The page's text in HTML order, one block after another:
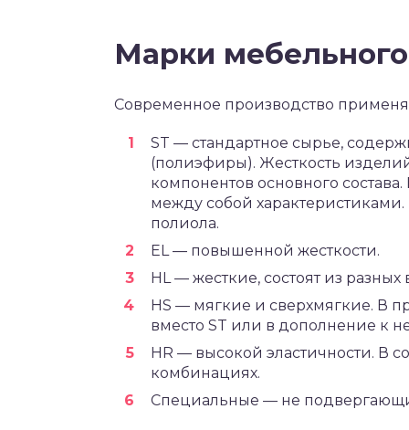
Марки
Современное производство
ST — стандартное сырье,
(полиэфиры). Жесткость
компонентов основного
между собой
полиола.
EL — повышенной жесткости.
HL — жесткие, состоят из
HS — мягкие и сверхмягкие. В
вместо ST или в дополнение к
HR — высокой эластичности. В
комбинациях.
Специальные — не